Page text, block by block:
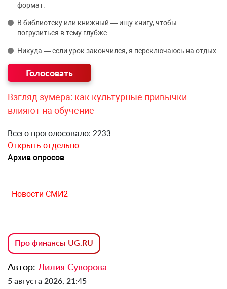
формат.
В библиотеку или книжный — ищу книгу, чтобы
погрузиться в тему глубже.
Никуда — если урок закончился, я переключаюсь на отдых.
Взгляд зумера: как культурные привычки
влияют на обучение
Всего проголосовало: 2233
Открыть отдельно
Архив опросов
Новости СМИ2
Про финансы UG.RU
Автор: Лилия Суворова
5 августа 2026, 21:45